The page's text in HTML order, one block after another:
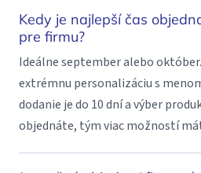
Kedy je najlepší čas
pre firmu?
Ideálne september alebo
extrémnu personalizáciu s
dodanie je do 10 dní a výber
objednáte, tým viac možností